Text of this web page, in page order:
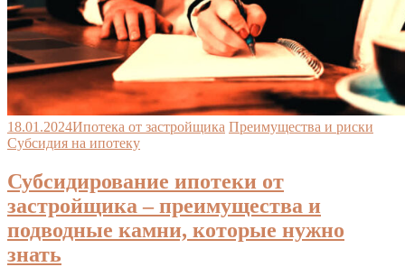
18.01.2024Ипотека от застройщика Преимущества и риски
Субсидия на ипотеку
Субсидирование ипотеки от
застройщика – преимущества и
подводные камни, которые нужно
знать